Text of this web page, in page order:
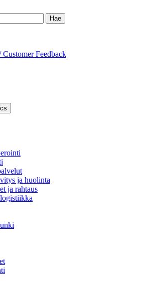
Customer Feedback
ja huolinta
ja rahtaus